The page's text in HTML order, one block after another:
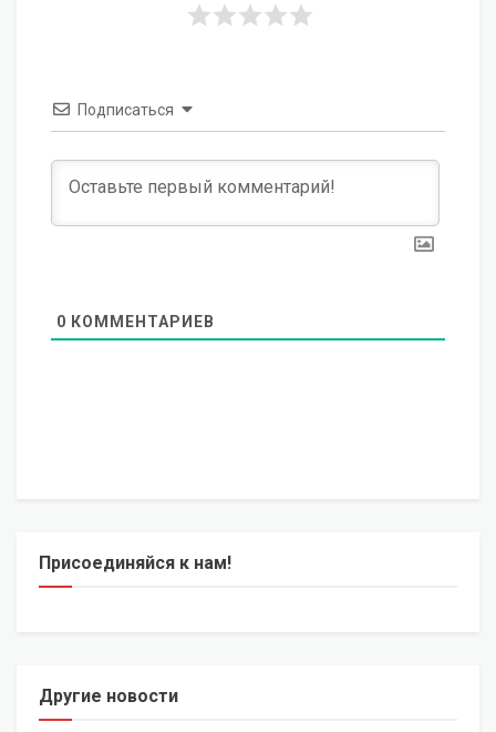
Подписаться
0 КОММЕНТАРИЕВ
Присоединяйся к нам!
Другие новости